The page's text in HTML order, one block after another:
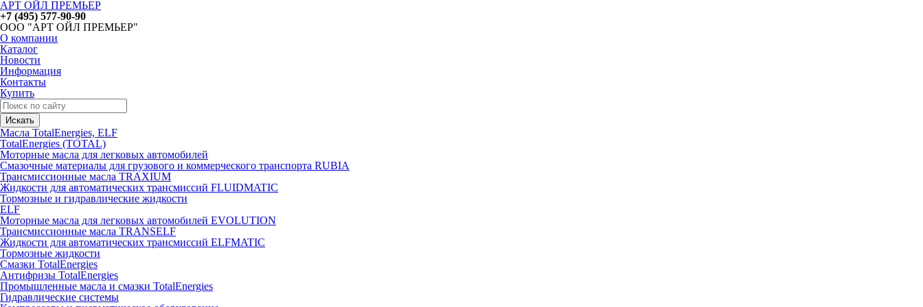
АРТ ОЙЛ ПРЕМЬЕР
+7 (495) 577-90-90
ООО "АРТ ОЙЛ ПРЕМЬЕР"
О компании
Каталог
Новости
Информация
Контакты
Купить
Масла TotalEnergies, ELF
TotalEnergies (TOTAL)
Моторные масла для легковых автомобилей
Смазочные материалы для грузового и коммерческого транспорта RUBIA
Трансмиссионные масла TRAXIUM
Жидкости для автоматических трансмиссий FLUIDMATIC
Тормозные и гидравлические жидкости
ELF
Моторные масла для легковых автомобилей EVOLUTION
Трансмиссионные масла TRANSELF
Жидкости для автоматических трансмиссий ELFMATIC
Тормозные жидкости
Смазки TotalEnergies
Антифризы TotalEnergies
Промышленные масла и смазки TotalEnergies
Гидравлические системы